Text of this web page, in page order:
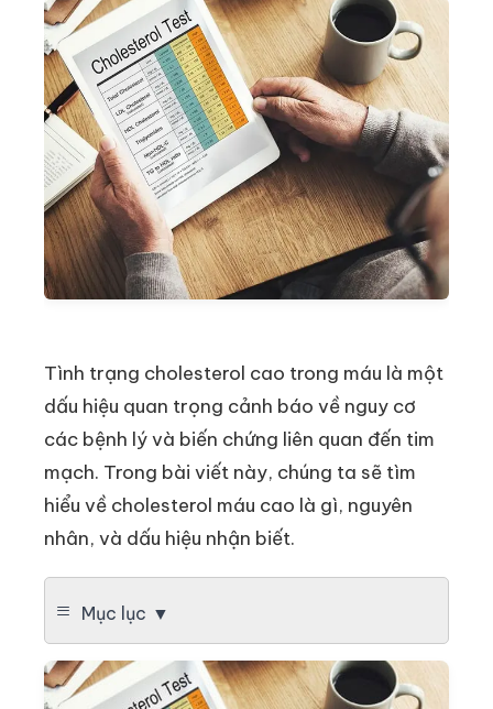
Tình trạng cholesterol cao trong máu là một
dấu hiệu quan trọng cảnh báo về nguy cơ
các bệnh lý và biến chứng liên quan đến tim
mạch. Trong bài viết này, chúng ta sẽ tìm
hiểu về cholesterol máu cao là gì, nguyên
nhân, và dấu hiệu nhận biết.
Mục lục